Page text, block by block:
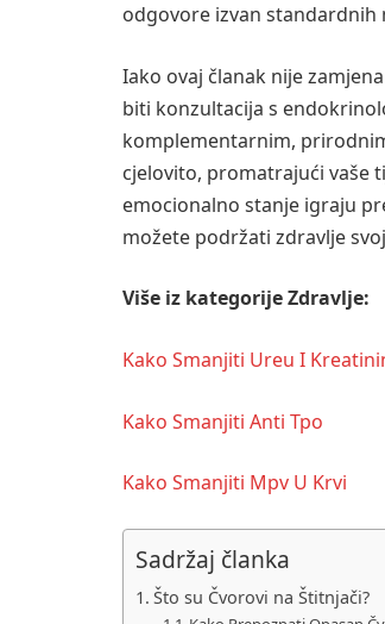
odgovore izvan
Iako ovaj članak nije
biti konzultacija s
komplementarnim,
cjelovito, promatrajući vaše
emocionalno stanje igraju
možete podržati zdravlje
Više iz kategorije Zdravlje:
Kako Smanjiti Ureu I
Kako Smanjiti Anti Tpo
Kako Smanjiti Mpv U Krvi
Sadržaj članka
Što su Čvorovi na Štitnjači?